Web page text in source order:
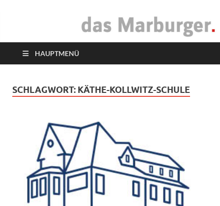
das Marburger.
HAUPTMENÜ
SCHLAGWORT: KÄTHE-KOLLWITZ-SCHULE